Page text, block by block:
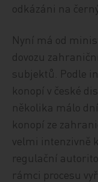
odkázáni na
Nyní má od
dovozu
subjektů. Podle
konopí v české
několika málo
konopí ze
velmi intenzivně
regulační
rámci procesu